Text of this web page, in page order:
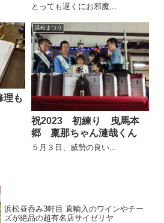
とっても遅くにお邪魔...
理も
浜松まつり
祝2023 初練り 曳馬本
郷 稟那ちゃん漣哉くん
５月３日、威勢の良い...
浜松昼呑み3軒目 直輸入のワインやチー
ズが絶品の超有名店サイゼリヤ